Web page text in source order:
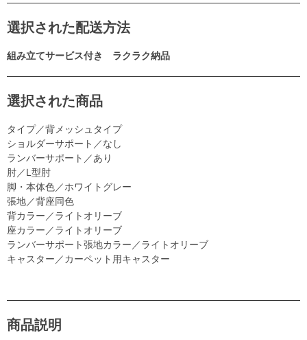
選択された配送方法
組み立てサービス付き ラクラク納品
選択された商品
タイプ／背メッシュタイプ
ショルダーサポート／なし
ランバーサポート／あり
肘／L型肘
脚・本体色／ホワイトグレー
張地／背座同色
背カラー／ライトオリーブ
座カラー／ライトオリーブ
ランバーサポート張地カラー／ライトオリーブ
キャスター／カーペット用キャスター
商品説明